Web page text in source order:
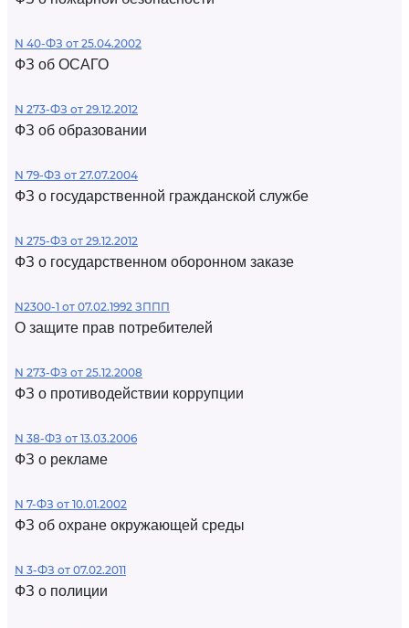
N 40-ФЗ от 25.04.2002
ФЗ об ОСАГО
N 273-ФЗ от 29.12.2012
ФЗ об образовании
N 79-ФЗ от 27.07.2004
ФЗ о государственной гражданской службе
N 275-ФЗ от 29.12.2012
ФЗ о государственном оборонном заказе
N2300-1 от 07.02.1992 ЗППП
О защите прав потребителей
N 273-ФЗ от 25.12.2008
ФЗ о противодействии коррупции
N 38-ФЗ от 13.03.2006
ФЗ о рекламе
N 7-ФЗ от 10.01.2002
ФЗ об охране окружающей среды
N 3-ФЗ от 07.02.2011
ФЗ о полиции